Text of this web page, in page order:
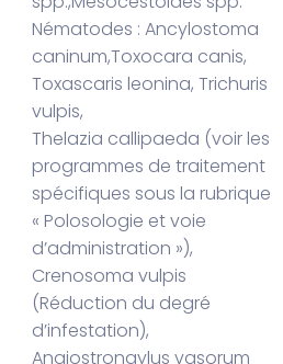
Nématodes : Ancylostoma
caninum,Toxocara canis,
Toxascaris leonina, Trichuris
vulpis,
Thelazia callipaeda (voir les
programmes de traitement
spécifiques sous la rubrique
« Polosologie et voie
d’administration »),
Crenosoma vulpis
(Réduction du degré
d’infestation),
Angiostrongylus vasorum